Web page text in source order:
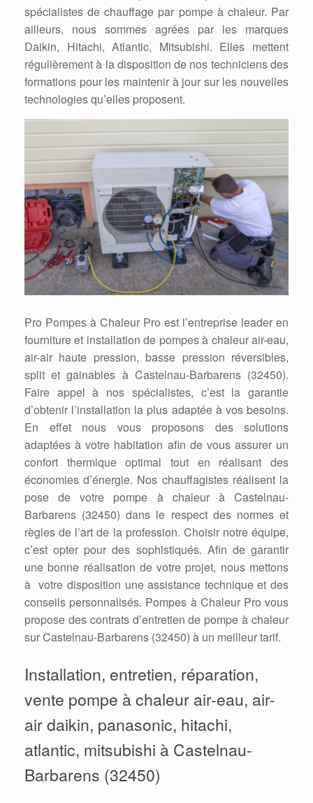
spécialistes de chauffage par pompe à chaleur. Par
ailleurs, nous sommes agrées par les marques
Daikin, Hitachi, Atlantic, Mitsubishi. Elles mettent
régulièrement à la disposition de nos techniciens des
formations pour les maintenir à jour sur les nouvelles
technologies qu’elles proposent.
Pro Pompes à Chaleur Pro est l’entreprise leader en
fourniture et installation de pompes à chaleur air-eau,
air-air haute pression, basse pression réversibles,
split et gainables à Castelnau-Barbarens (32450).
Faire appel à nos spécialistes, c’est la garantie
d’obtenir l’installation la plus adaptée à vos besoins.
En effet nous vous proposons des solutions
adaptées à votre habitation afin de vous assurer un
confort thermique optimal tout en réalisant des
économies d’énergie. Nos chauffagistes réalisent la
pose de votre pompe à chaleur à Castelnau-
Barbarens (32450) dans le respect des normes et
règles de l’art de la profession. Choisir notre équipe,
c’est opter pour des sophistiqués. Afin de garantir
une bonne réalisation de votre projet, nous mettons
à votre disposition une assistance technique et des
conseils personnalisés. Pompes à Chaleur Pro vous
propose des contrats d’entretien de pompe à chaleur
sur Castelnau-Barbarens (32450) à un meilleur tarif.
Installation, entretien, réparation,
vente pompe à chaleur air-eau, air-
air daikin, panasonic, hitachi,
atlantic, mitsubishi à Castelnau-
Barbarens (32450)